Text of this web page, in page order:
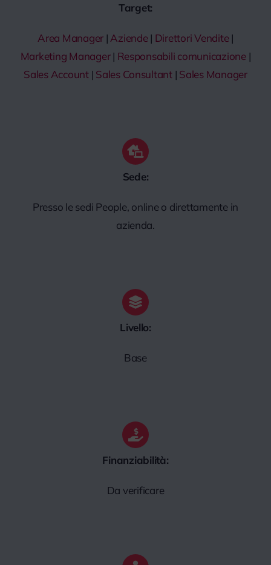
Target:
Area Manager | Aziende| Direttori Vendite|
Marketing Manager| Responsabili comunicazione|
Sales Account | Sales Consultant | Sales Manager
Sede:
Presso le sedi People, online o direttamente in
azienda.
Livello:
Base
Finanziabilità:
Da verificare